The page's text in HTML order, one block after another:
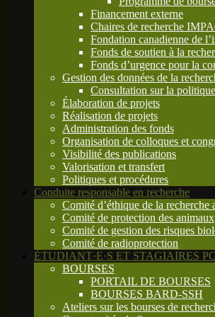
Financement externe
Chaires de recherche
Fondation canadienne de
Fonds de soutien à la
Fonds d’urgence pour la
Gestion des données de la
Consultation sur la
Élaboration de projets
Réalisation de projets
Administration des fonds
Organisation de colloques et
Visibilité des publications
Valorisation et transfert
Politiques et procédures
Conduite responsable en recherche
Comité d’éthique de la recherche
Comité de protection des animaux
Comité de gestion des risques
Comité de radioprotection
ÉTUDIANT·E·S ET STAGIAIRES
BOURSES
PORTAIL DE BOURSES
BOURSES BARD-SSH
Ateliers sur les bourses de